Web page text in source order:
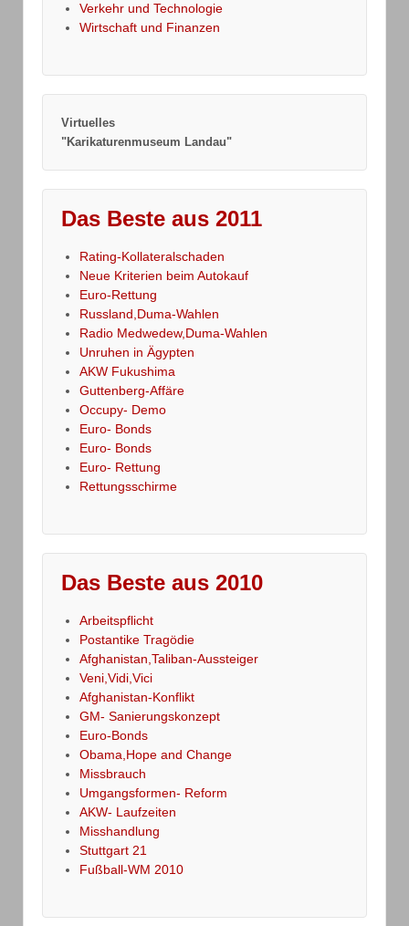
Verkehr und Technologie
Wirtschaft und Finanzen
Virtuelles
"Karikaturenmuseum Landau"
Das Beste aus 2011
Rating-Kollateralschaden
Neue Kriterien beim Autokauf
Euro-Rettung
Russland,Duma-Wahlen
Radio Medwedew,Duma-Wahlen
Unruhen in Ägypten
AKW Fukushima
Guttenberg-Affäre
Occupy- Demo
Euro- Bonds
Euro- Bonds
Euro- Rettung
Rettungsschirme
Das Beste aus 2010
Arbeitspflicht
Postantike Tragödie
Afghanistan,Taliban-Aussteiger
Veni,Vidi,Vici
Afghanistan-Konflikt
GM- Sanierungskonzept
Euro-Bonds
Obama,Hope and Change
Missbrauch
Umgangsformen- Reform
AKW- Laufzeiten
Misshandlung
Stuttgart 21
Fußball-WM 2010